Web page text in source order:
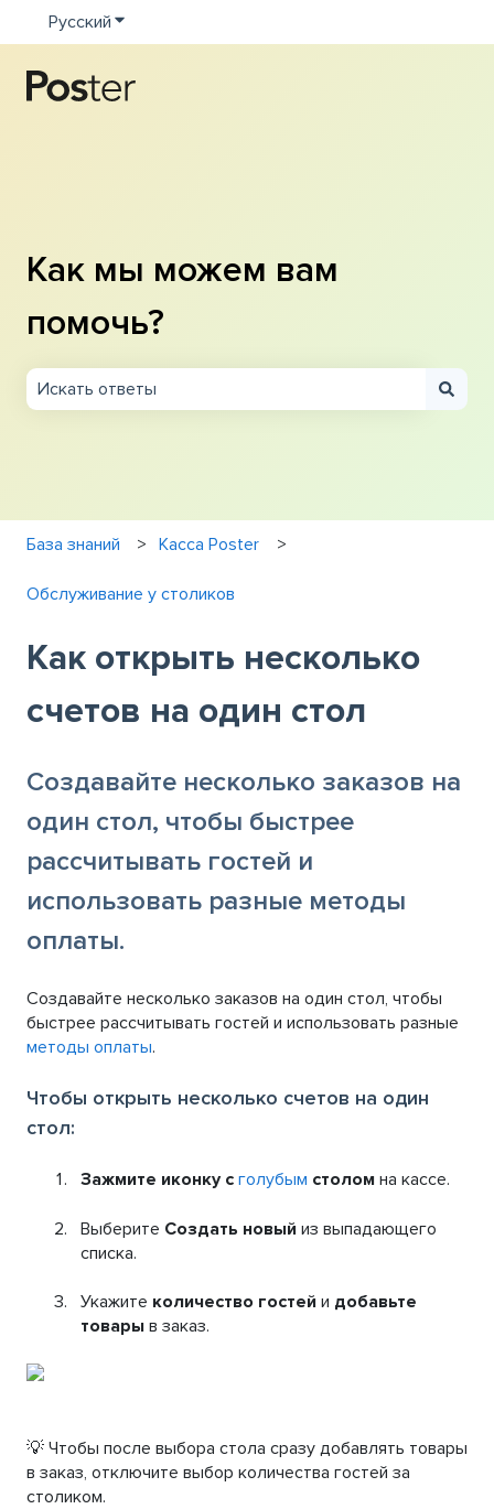
Русский Показать подменю для переводов
Как мы можем вам
помочь?
База знаний Касса Poster
Обслуживание у столиков
Как открыть несколько
счетов на один стол
Создавайте несколько заказов на
один стол, чтобы быстрее
рассчитывать гостей и
использовать разные методы
оплаты.
Создавайте несколько заказов на один стол, чтобы
быстрее рассчитывать гостей и использовать разные
методы оплаты.
Чтобы открыть несколько счетов на один
стол:
Зажмите иконку с голубым столом на кассе.
Выберите Создать новый из выпадающего
списка.
Укажите количество гостей и добавьте
товары в заказ.
💡 Чтобы после выбора стола сразу добавлять товары
в заказ, отключите выбор количества гостей за
столиком.